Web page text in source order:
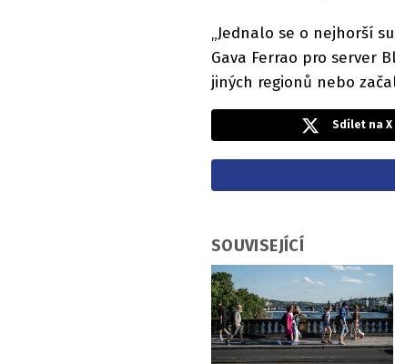
„Jednalo se o nejhorší
Gava Ferrao pro server
jiných regionů nebo
Sdílet na X
SOUVISEJÍCÍ